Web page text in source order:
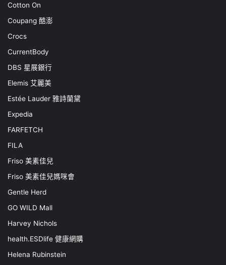
Cotton On
Coupang 酷澎
Crocs
CurrentBody
DBS 星展銀行
Elemis 艾麗美
Estée Lauder 雅詩蘭黛
Expedia
FARFETCH
FILA
Friso 美素佳兒
Friso 美素佳兒媽咪會
Gentle Herd
GO WILD Mall
Harvey Nichols
health.ESDlife 健康網購
Helena Rubinstein